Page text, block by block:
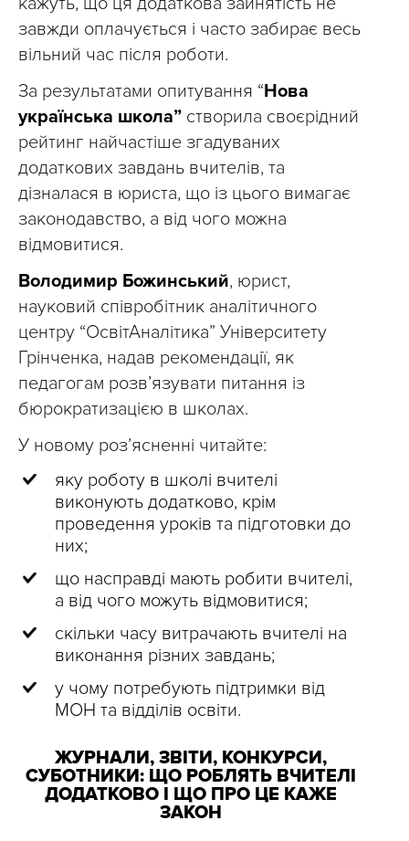
завжди оплачується і часто забирає весь
вільний час після роботи.
За результатами опитування “Нова
українська школа” створила своєрідний
рейтинг найчастіше згадуваних
додаткових завдань вчителів, та
дізналася в юриста, що із цього вимагає
законодавство, а від чого можна
відмовитися.
Володимир Божинський, юрист,
науковий співробітник аналітичного
центру “ОсвітАналітика” Університету
Грінченка, надав рекомендації, як
педагогам розв’язувати питання із
бюрократизацією в школах.
У новому розʼясненні читайте:
яку роботу в школі вчителі
виконують додатково, крім
проведення уроків та підготовки до
них;
що насправді мають робити вчителі,
а від чого можуть відмовитися;
скільки часу витрачають вчителі на
виконання різних завдань;
у чому потребують підтримки від
МОН та відділів освіти.
ЖУРНАЛИ, ЗВІТИ, КОНКУРСИ,
СУБОТНИКИ: ЩО РОБЛЯТЬ ВЧИТЕЛІ
ДОДАТКОВО І ЩО ПРО ЦЕ КАЖЕ
ЗАКОН